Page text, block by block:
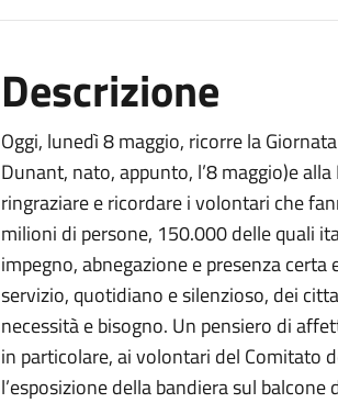
Descrizione
Oggi, lunedì 8 maggio, ricorre la
Dunant, nato, appunto, l’8 maggio)e
ringraziare e ricordare i volontari che
milioni di persone, 150.000 delle quali
impegno, abnegazione e presenza
servizio, quotidiano e silenzioso, dei
necessità e bisogno. Un pensiero di
in particolare, ai volontari del Comitato
l’esposizione della bandiera sul balcone